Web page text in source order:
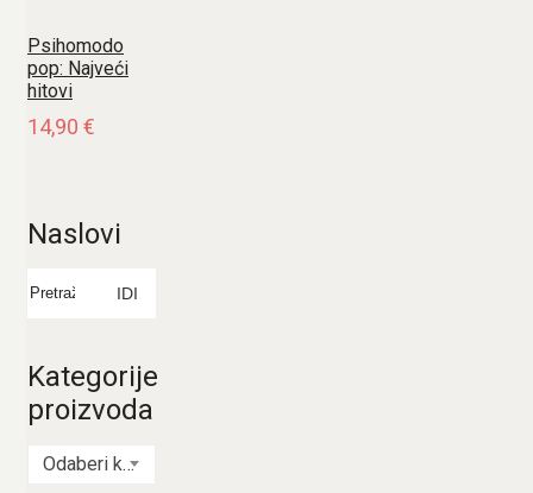
Psihomodo
pop: Najveći
hitovi
14,90 €
Naslovi
IDI
Kategorije
proizvoda
Odaberi kategoriju